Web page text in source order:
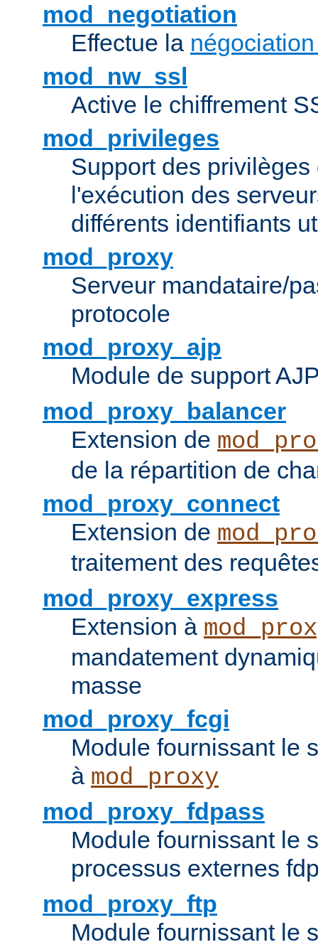
mod_negotiation
Effectue la
mod_nw_ssl
Active le chiffrement
mod_privileges
Support des
l'exécution des
différents identifiants
mod_proxy
Serveur mandataire/
protocole
mod_proxy_ajp
Module de support
mod_proxy_balancer
Extension de
de la répartition de
mod_proxy_connect
Extension de
traitement des
mod_proxy_express
Extension à
mandatement
masse
mod_proxy_fcgi
Module fournissant le
à mod_proxy
mod_proxy_fdpass
Module fournissant le
processus externes
mod_proxy_ftp
Module fournissant le